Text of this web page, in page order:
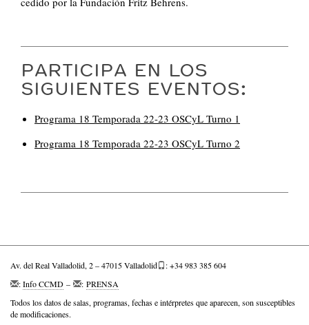
PARTICIPA EN LOS
SIGUIENTES EVENTOS:
Programa 18 Temporada 22-23 OSCyL Turno 1
Programa 18 Temporada 22-23 OSCyL Turno 2
Av. del Real Valladolid, 2 – 47015 Valladolid
: +34 983 385 604
:Info CCMD – : PRENSA
Todos los datos de salas, programas, fechas e intérpretes que aparecen, son susceptibles
de modificaciones.